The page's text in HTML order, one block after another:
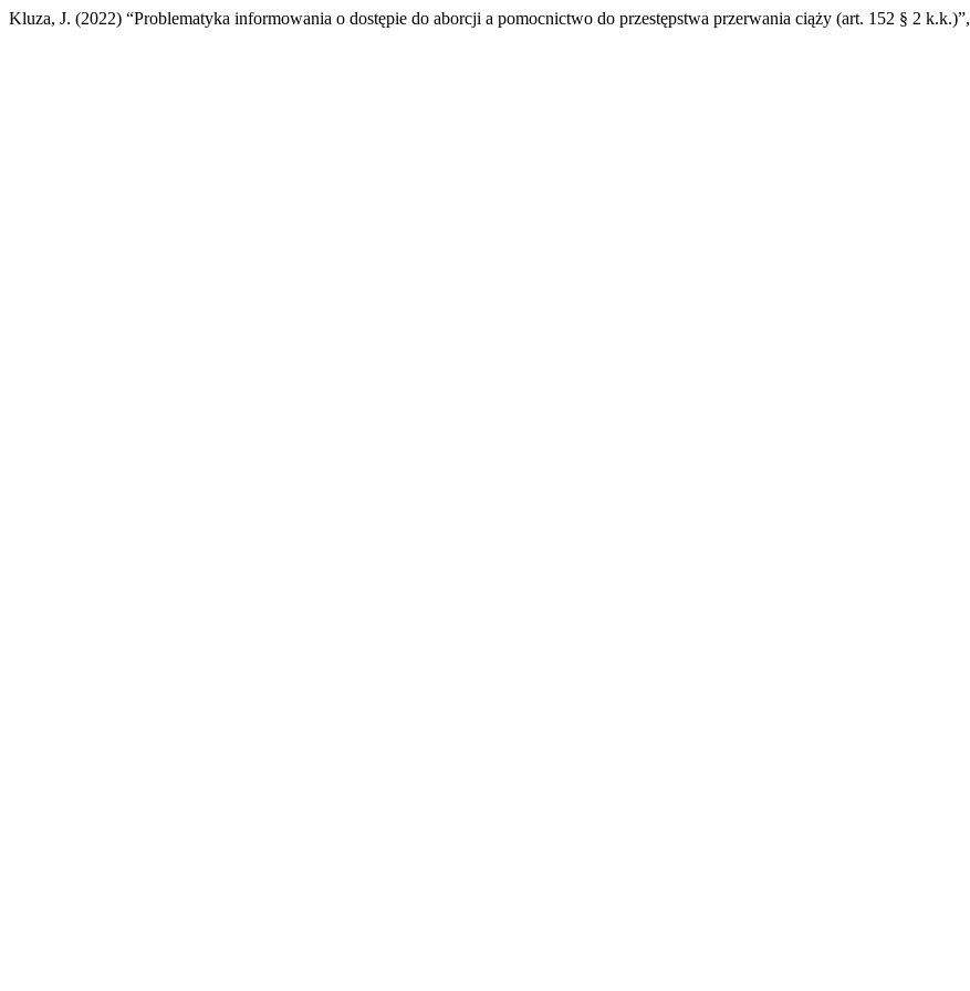
Kluza, J. (2022) “Problematyka informowania o dostępie do aborcji a pomocnictwo do przestępstwa przerwania ciąży (art. 152 § 2 k.k.)”,